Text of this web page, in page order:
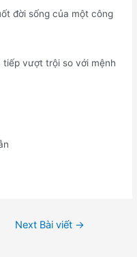
đời sống của một công
vượt trội so với mệnh
Next Bài viết →